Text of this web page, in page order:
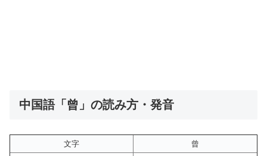
中国語「曾」の読み方・発音
文字
曾